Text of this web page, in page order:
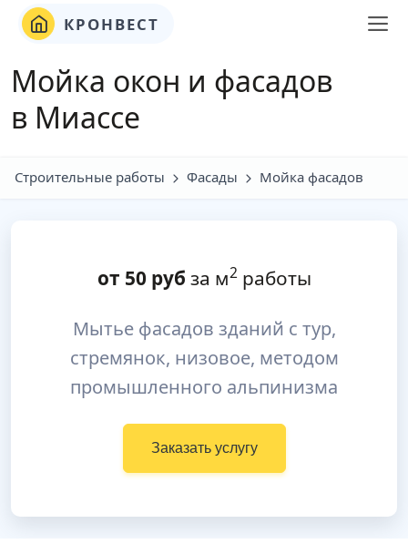
КРОНВЕСТ
Мойка окон и фасадов
в Миассе
Строительные работы Фасады Мойка фасадов
от 50руб за м2работы
Мытье фасадов зданий с тур,
стремянок, низовое, методом
промышленного альпинизма
Заказать услугу